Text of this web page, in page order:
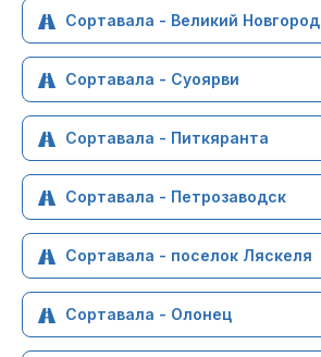
Сортавала - Великий Новгород
Сортавала - Суоярви
Сортавала - Питкяранта
Сортавала - Петрозаводск
Сортавала - поселок Ляскеля
Сортавала - Олонец